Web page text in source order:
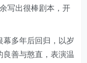
写出很棒剧本，开
幕多年后回归，以岁
良善与憨直，表演温